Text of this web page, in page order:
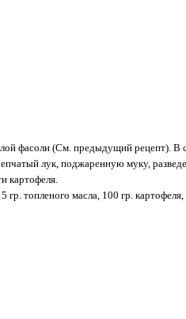
фасоли (См. предыдущий рецепт). В
лук, поджаренную муку,
картофеля.
топленого масла, 100 гр.